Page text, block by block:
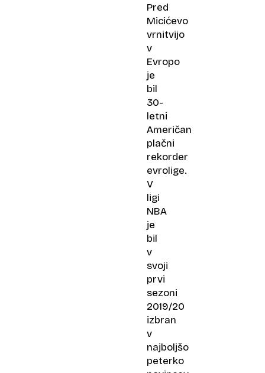
Pred
Micićevo
vrnitvijo
v
Evropo
je
bil
30-
letni
Američan
plačni
rekorder
evrolige.
V
ligi
NBA
je
bil
v
svoji
prvi
sezoni
2019/20
izbran
v
najboljšo
peterko